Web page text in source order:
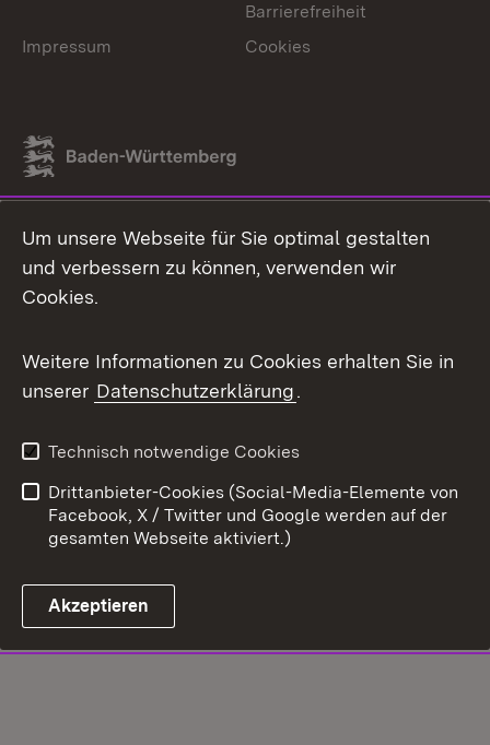
Link zum Landesportal
Barrierefreiheit
Impressum
Cookies
Um unsere Webseite für Sie optimal gestalten
und verbessern zu können, verwenden wir
Cookies.
Weitere Informationen zu Cookies erhalten Sie in
unserer Datenschutzerklärung.
Technisch notwendige Cookies
Drittanbieter-Cookies (Social-Media-Elemente von
Facebook, X / Twitter und Google werden auf der
gesamten Webseite aktiviert.)
Akzeptieren